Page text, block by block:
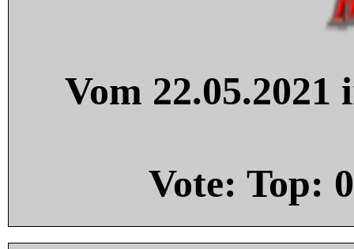
Vom
Vote: Top: 0